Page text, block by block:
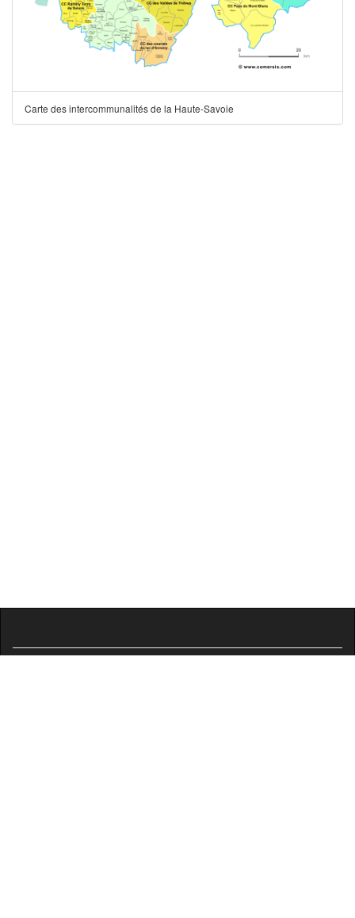
Carte des intercommunalités de la Haute-Savoie